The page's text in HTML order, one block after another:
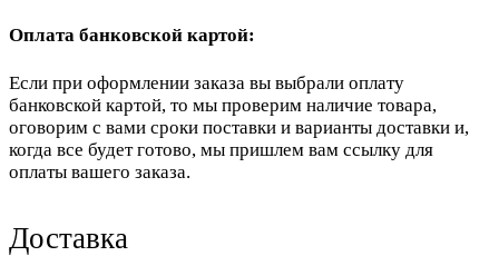
Оплата банковской картой:
Если при оформлении заказа вы выбрали оплату
банковской картой, то мы проверим наличие товара,
оговорим с вами сроки поставки и варианты доставки и,
когда все будет готово, мы пришлем вам ссылку для
оплаты вашего заказа.
Доставка